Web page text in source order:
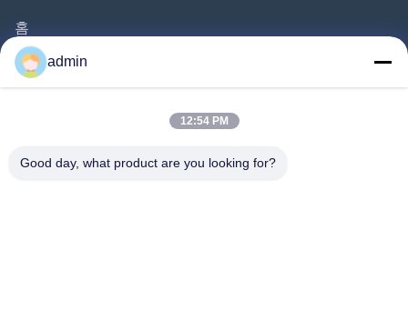
홈
제품
비디오
공장 견학
admin
12:54 PM
Good day, what product are you looking for?